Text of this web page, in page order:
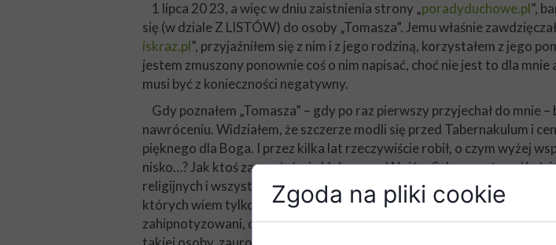
1 lipca 20 23, a więc w dniu zaistnienia strony „poradyduchowe.pl”,
się (w dziale Z LISTÓW) do osoby „Tomasza”. Jemu właśnie
iskraz.pl”, przyjaźniłem się z nim i z jego rodziną, korzystałem z jego
jestem zmuszony ponownie coś o nim napisać, choć nie jest to dla
musi być z konieczności negatywny.
Gdy poznałem „Tomasza” – gdy po raz pierwszy przyjechał do mnie
nawróceniu. Widziałem, że szczerze modli się przed Tabernakulum i
pięknego dla Boga. I przez kilka lat rzeczywiście robił, o czym wyżej
nisko…? Jak ktoś zauważył, nie klęka przed Najśw. Sakramentem,
religijnych i wszystkiego, co uważamy za cenne i Boże, wszystko
których wiem tylko ja), ale – co najgorsze – ma zgubny wpływ na
zahipnotyzowani, oddając mu swoje mienie, a w jego nauczaniu nie
Zgoda na pliki cookie